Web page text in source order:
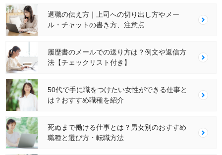
退職の伝え方｜上司への切り出し方やメー
ル・チャットの書き方、注意点
履歴書のメールでの送り方は？例文や返信方
法【チェックリスト付き】
50代で手に職をつけたい女性ができる仕事と
は？おすすめ職種を紹介
死ぬまで働ける仕事とは？男女別のおすすめ
職種と選び方・転職方法